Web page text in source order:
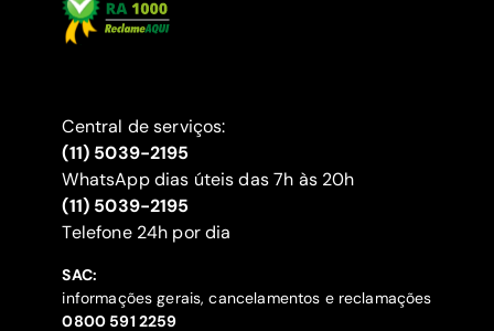
Central de serviços:
(11) 5039-2195
WhatsApp dias úteis das 7h às 20h
(11) 5039-2195
‍Telefone 24h por dia
SAC:
informações gerais, cancelamentos e reclamações
‍0800 591 2259